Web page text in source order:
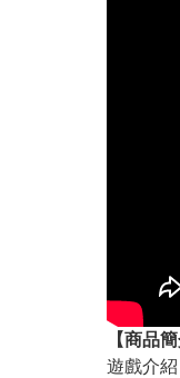
【商品簡
遊戲介紹